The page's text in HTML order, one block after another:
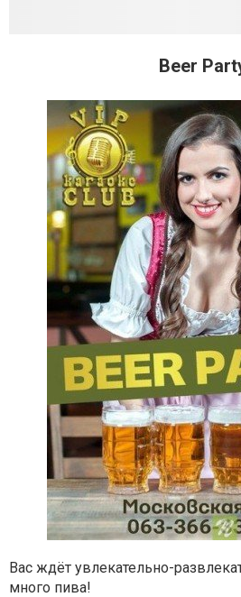
Beer
Вас ждёт увлекательно-
много пива!